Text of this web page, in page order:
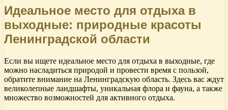
Идеальное место для отдыха в
выходные: природные красоты
Ленинградской области
Если вы ищете идеальное место для отдыха в выходные, где
можно насладиться природой и провести время с пользой,
обратите внимание на Ленинградскую область. Здесь вас ждут
великолепные ландшафты, уникальная флора и фауна, а также
множество возможностей для активного отдыха.